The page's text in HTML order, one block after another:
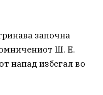
започна
Ш. Е.
напад избегал во